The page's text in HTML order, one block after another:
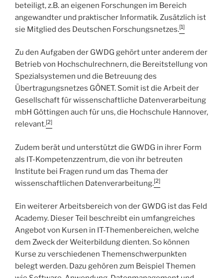
beteiligt, z.B. an eigenen Forschungen im Bereich
angewandter und praktischer Informatik. Zusätzlich ist
sie Mitglied des Deutschen Forschungsnetzes.[1]
Zu den Aufgaben der GWDG gehört unter anderem der
Betrieb von Hochschulrechnern, die Bereitstellung von
Spezialsystemen und die Betreuung des
Übertragungsnetzes GÖNET. Somit ist die Arbeit der
Gesellschaft für wissenschaftliche Datenverarbeitung
mbH Göttingen auch für uns, die Hochschule Hannover,
relevant.[2]
Zudem berät und unterstützt die GWDG in ihrer Form
als IT-Kompetenzzentrum, die von ihr betreuten
Institute bei Fragen rund um das Thema der
wissenschaftlichen Datenverarbeitung.[2]
Ein weiterer Arbeitsbereich von der GWDG ist das Feld
Academy. Dieser Teil beschreibt ein umfangreiches
Angebot von Kursen in IT-Themenbereichen, welche
dem Zweck der Weiterbildung dienten. So können
Kurse zu verschiedenen Themenschwerpunkten
belegt werden. Dazu gehören zum Beispiel Themen